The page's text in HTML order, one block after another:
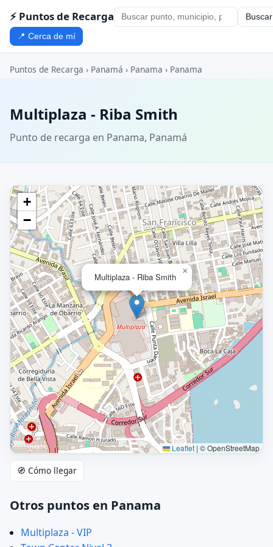
⚡ Puntos de Recarga Buscar
📍 Cerca de mí
Puntos de Recarga › Panamá › Panama › Panama
Multiplaza - Riba Smith
Punto de recarga en Panama, Panamá
Multiplaza - Riba Smith
×
+
−
Leaflet | © OpenStreetMap
🧭 Cómo llegar
Otros puntos en Panama
Multiplaza - VIP